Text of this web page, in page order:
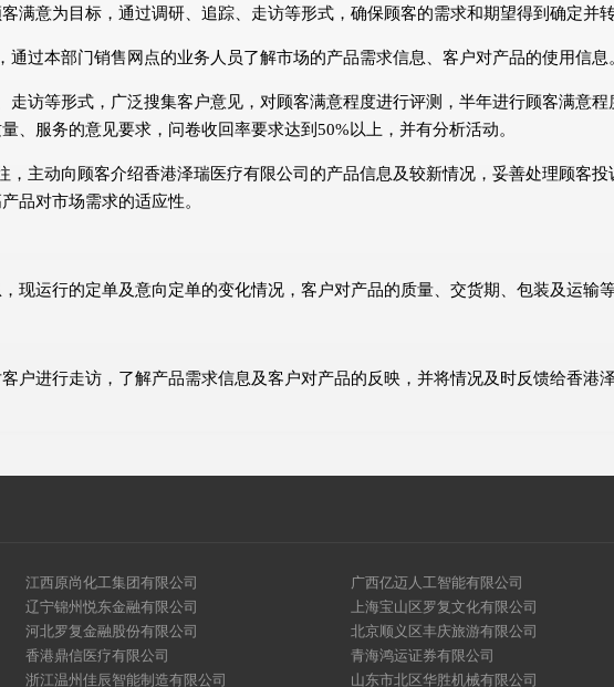
满意为目标，通过调研、追踪、走访等形式，确保顾客的需求和期望得到确定并
通过本部门销售网点的业务人员了解市场的产品需求信息、客户对产品的使用信息
走访等形式，广泛搜集客户意见，对顾客满意程度进行评测，半年进行顾客满意
、服务的意见要求，问卷收回率要求达到50%以上，并有分析活动。
，主动向顾客介绍香港泽瑞医疗有限公司的产品信息及较新情况，妥善处理顾客
品对市场需求的适应性。
现运行的定单及意向定单的变化情况，客户对产品的质量、交货期、包装及运输
户进行走访，了解产品需求信息及客户对产品的反映，并将情况及时反馈给香港
江西原尚化工集团有限公司
广西亿迈人工智能有限公司
辽宁锦州悦东金融有限公司
上海宝山区罗复文化有限公司
河北罗复金融股份有限公司
北京顺义区丰庆旅游有限公司
香港鼎信医疗有限公司
青海鸿运证券有限公司
浙江温州佳辰智能制造有限公司 山东市北区华胜机械有限公司